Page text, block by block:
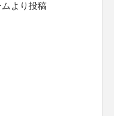
より投稿